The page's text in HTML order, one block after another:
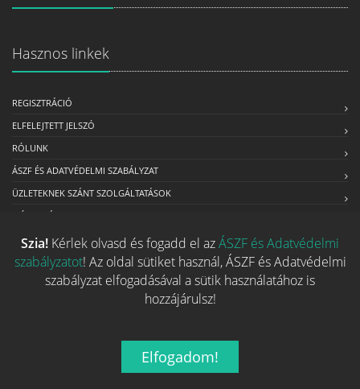
Hasznos linkek
REGISZTRÁCIÓ
ELFELEJTETT JELSZÓ
RÓLUNK
ÁSZF ÉS ADATVÉDELMI SZABÁLYZAT
ÜZLETEKNEK SZÁNT SZOLGÁLTATÁSOK
MÉDIAAJÁNLAT
Kapcsolat
info@tarsasjatekok.com
Szia! Kérlek olvasd és fogadd el azÁSZF és Adatvédelmi
szabályzatot! Az oldal sütiket használ, ÁSZF és Adatvédelmi
szabályzat elfogadásával a sütik használatához is
hozzájárulsz!
Elfogadom!